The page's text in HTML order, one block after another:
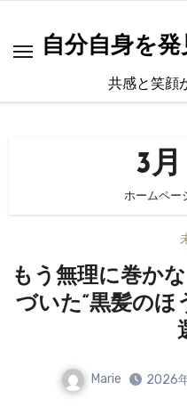
自分自身を
共感と笑顔
3
ホームペー
もう無理に巻か
づいた“黒髪のほ
Marie 2026